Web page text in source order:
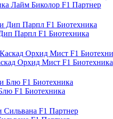
Лайм Биколор F1 Партнер
Парпл F1 Биотехника
Орхид Мист F1 Биотехника
F1 Биотехника